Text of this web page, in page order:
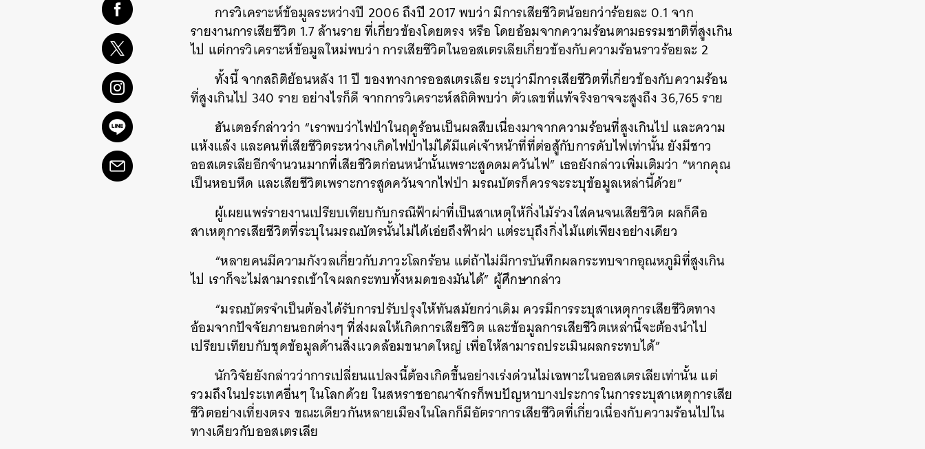
การวิเคราะห์ข้อมูลระหว่างปี 2006 ถึงปี 2017 พบว่า มีการเสียชีวิตน้อยกว่าร้อยละ 0.1 จาก
รายงานการเสียชีวิต 1.7 ล้านราย ที่เกี่ยวข้องโดยตรง หรือ โดยอ้อมจากความร้อนตามธรรมชาติที่สูงเกิน
ไป แต่การวิเคราะห์ข้อมูลใหม่พบว่า การเสียชีวิตในออสเตรเลียเกี่ยวข้องกับความร้อนราวร้อยละ 2
ทั้งนี้ จากสถิติย้อนหลัง 11 ปี ของทางการออสเตรเลีย ระบุว่ามีการเสียชีวิตที่เกี่ยวข้องกับความร้อน
ที่สูงเกินไป 340 ราย อย่างไรก็ดี จากการวิเคราะห์สถิติพบว่า ตัวเลขที่แท้จริงอาจจะสูงถึง 36,765 ราย
ฮันเตอร์กล่าวว่า “เราพบว่าไฟป่าในฤดูร้อนเป็นผลสืบเนื่องมาจากความร้อนที่สูงเกินไป และความ
แห้งแล้ง และคนที่เสียชีวิตระหว่างเกิดไฟป่าไม่ได้มีแค่เจ้าหน้าที่ที่ต่อสู้กับการดับไฟเท่านั้น ยังมีชาว
ออสเตรเลียอีกจำนวนมากที่เสียชีวิตก่อนหน้านั้นเพราะสูดดมควันไฟ” เธอยังกล่าวเพิ่มเติมว่า “หากคุณ
เป็นหอบหืด และเสียชีวิตเพราะการสูดควันจากไฟป่า มรณบัตรก็ควรจะระบุข้อมูลเหล่านี้ด้วย”
ผู้เผยแพร่รายงานเปรียบเทียบกับกรณีฟ้าผ่าที่เป็นสาเหตุให้กิ่งไม้ร่วงใส่คนจนเสียชีวิต ผลก็คือ
สาเหตุการเสียชีวิตที่ระบุในมรณบัตรนั้นไม่ได้เอ่ยถึงฟ้าผ่า แต่ระบุถึงกิ่งไม้แต่เพียงอย่างเดียว
“หลายคนมีความกังวลเกี่ยวกับภาวะโลกร้อน แต่ถ้าไม่มีการบันทึกผลกระทบจากอุณหภูมิที่สูงเกิน
ไป เราก็จะไม่สามารถเข้าใจผลกระทบทั้งหมดของมันได้” ผู้ศึกษากล่าว
“มรณบัตรจำเป็นต้องได้รับการปรับปรุงให้ทันสมัยกว่าเดิม ควรมีการระบุสาเหตุการเสียชีวิตทาง
อ้อมจากปัจจัยภายนอกต่างๆ ที่ส่งผลให้เกิดการเสียชีวิต และข้อมูลการเสียชีวิตเหล่านี้จะต้องนำไป
เปรียบเทียบกับชุดข้อมูลด้านสิ่งแวดล้อมขนาดใหญ่ เพื่อให้สามารถประเมินผลกระทบได้”
นักวิจัยยังกล่าวว่าการเปลี่ยนแปลงนี้ต้องเกิดขึ้นอย่างเร่งด่วนไม่เฉพาะในออสเตรเลียเท่านั้น แต่
รวมถึงในประเทศอื่นๆ ในโลกด้วย ในสหราชอาณาจักรก็พบปัญหาบางประการในการระบุสาเหตุการเสีย
ชีวิตอย่างเที่ยงตรง ขณะเดียวกันหลายเมืองในโลกก็มีอัตราการเสียชีวิตที่เกี่ยวเนื่องกับความร้อนไปใน
ทางเดียวกับออสเตรเลีย